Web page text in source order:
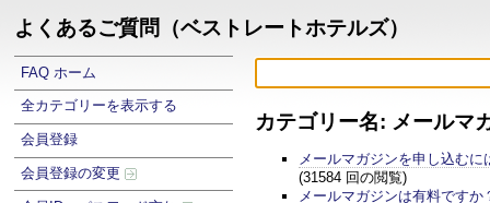
よくあるご質問（ベストレートホテルズ）
FAQ ホーム
全カテゴリーを表示する
会員登録
会員登録の変更
カテゴリー名: メールマ
メールマガジンを申し込む
(31584 回の閲覧)
メールマガジンは有料ですか